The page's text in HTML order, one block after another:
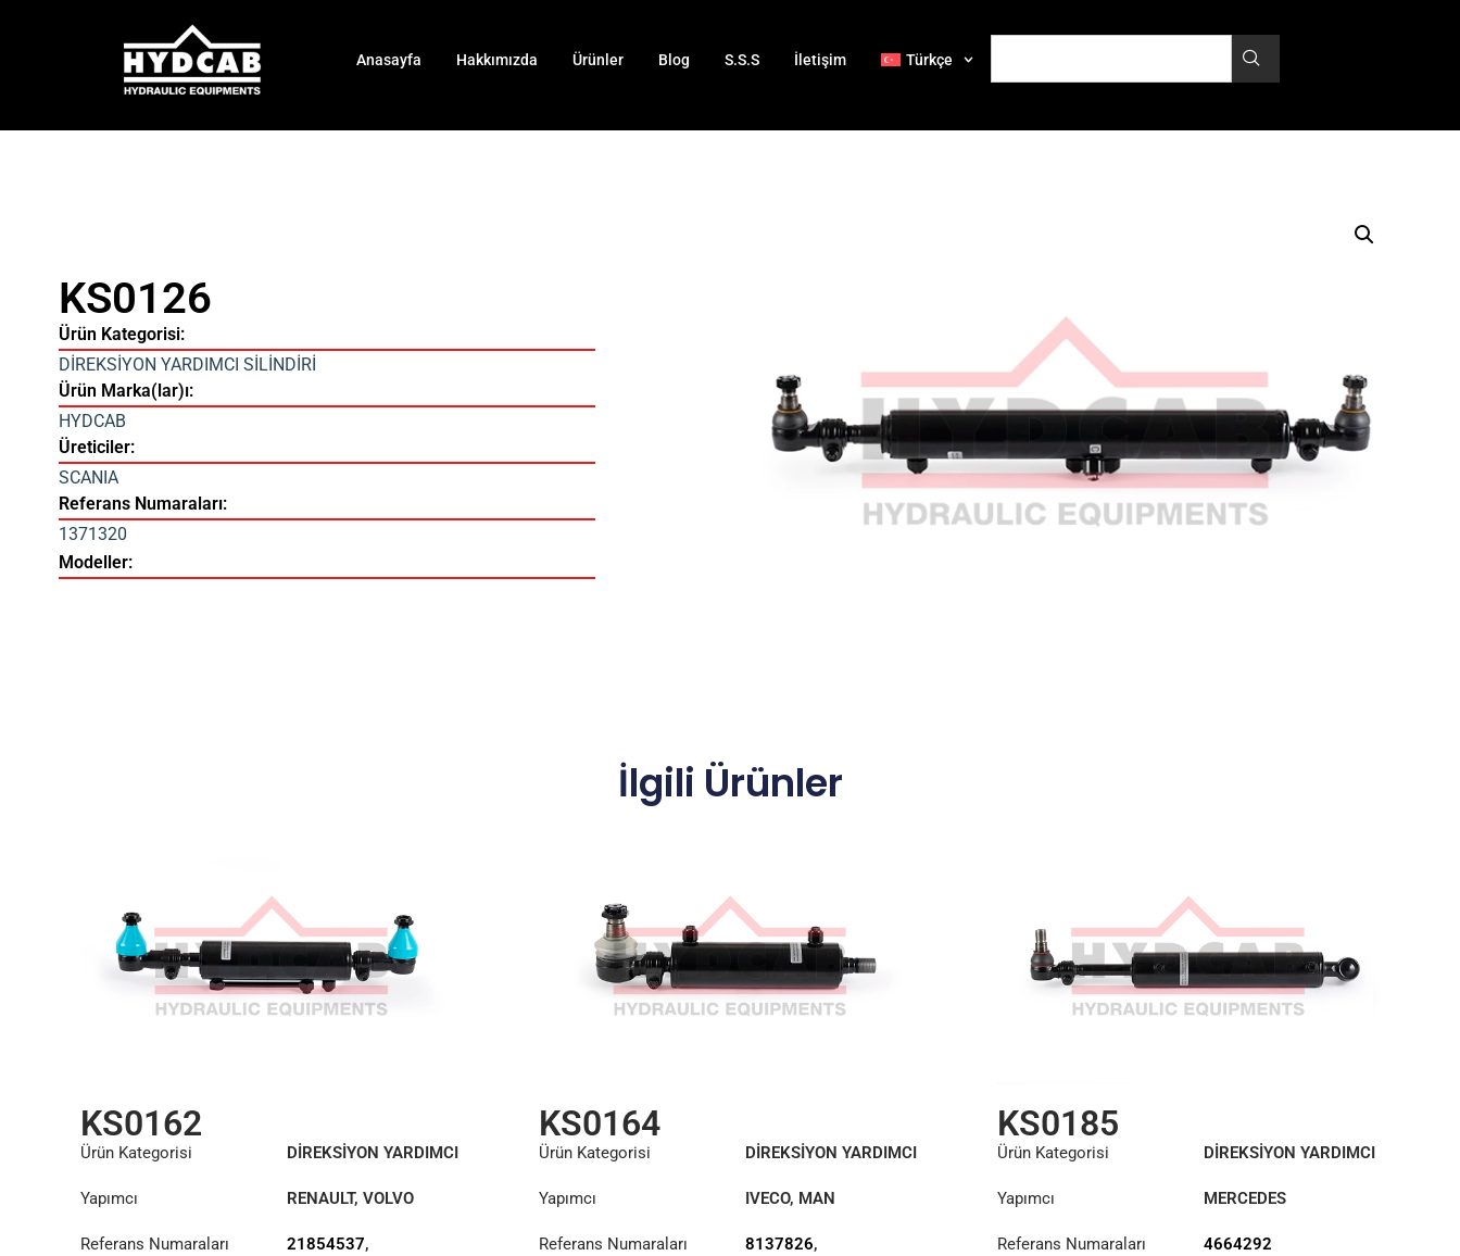
Anasayfa Hakkımızda Ürünler Blog S.S.S İletişim Türkçe
KS0126
Ürün Kategorisi:
DİREKSİYON YARDIMCI SİLİNDİRİ
Ürün Marka(lar)ı:
HYDCAB
Üreticiler:
SCANIA
Referans Numaraları:
1371320
Modeller:
İlgili Ürünler
KS0162
Ürün Kategorisi
DİREKSİYON YARDIMCI
Yapımcı
RENAULT, VOLVO
Referans Numaraları 21854537,
KS0164
Ürün Kategorisi
DİREKSİYON YARDIMCI
Yapımcı
IVECO, MAN
Referans Numaraları 8137826,
KS0185
Ürün Kategorisi
DİREKSİYON YARDIMCI
Yapımcı
MERCEDES
Referans Numaraları 4664292